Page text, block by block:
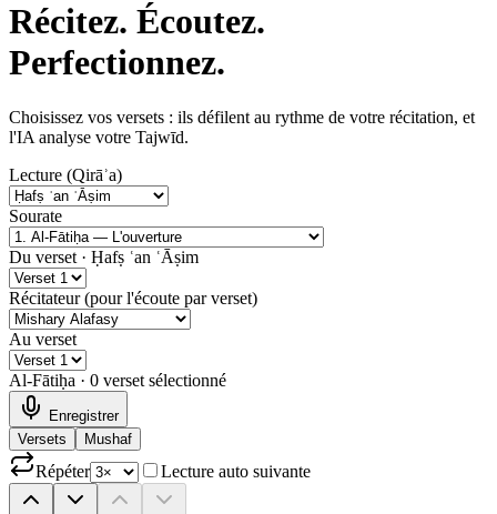
Récitez. Écoutez.
Perfectionnez.
Choisissez vos versets : ils défilent au rythme de votre récitation, et
l'IA analyse votre Tajwīd.
Lecture (Qirāʾa)
Sourate
Du verset · Ḥafṣ ʿan ʿĀṣim
Récitateur (pour l'écoute par verset)
Au verset
Al-Fātiḥa · 0 verset sélectionné
Enregistrer
Versets
Mushaf
Répéter Lecture auto suivante